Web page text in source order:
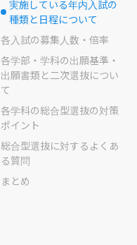
選択中のドット
実施している年内入試の
種類と日程について
各入試の募集人数・倍率
各学部・学科の出願基準・
出願書類と二次選抜につい
て
各学科の総合型選抜の対策
ポイント
総合型選抜に対するよくあ
る質問
まとめ